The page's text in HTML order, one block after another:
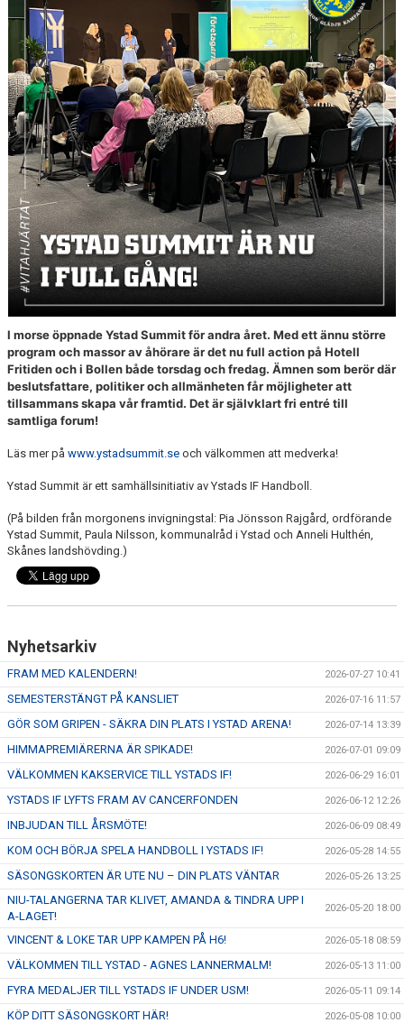
YIF:S NOSTALGOTEK
MEDLEMSKAP
I morse öppnade Ystad Summit för andra året. Med ett ännu större
program och massor av åhörare är det nu full action på Hotell
Fritiden och i Bollen både torsdag och fredag. Ämnen som berör där
beslutsfattare, politiker och allmänheten får möjligheter att
tillsammans skapa vår framtid. Det är självklart fri entré till
samtliga forum!
Läs mer på www.ystadsummit.se och välkommen att medverka!
Ystad Summit är ett samhällsinitiativ av Ystads IF Handboll.
(På bilden från morgonens invigningstal: Pia Jönsson Rajgård, ordförande
Ystad Summit, Paula Nilsson, kommunalråd i Ystad och Anneli Hulthén,
Skånes landshövding.)
Nyhetsarkiv
FRAM MED KALENDERN! 2026-07-27 10:41
SEMESTERSTÄNGT PÅ KANSLIET 2026-07-16 11:57
GÖR SOM GRIPEN - SÄKRA DIN PLATS I YSTAD ARENA! 2026-07-14 13:39
HIMMAPREMIÄRERNA ÄR SPIKADE! 2026-07-01 09:09
VÄLKOMMEN KAKSERVICE TILL YSTADS IF! 2026-06-29 16:01
YSTADS IF LYFTS FRAM AV CANCERFONDEN 2026-06-12 12:26
INBJUDAN TILL ÅRSMÖTE! 2026-06-09 08:49
KOM OCH BÖRJA SPELA HANDBOLL I YSTADS IF! 2026-05-28 14:55
SÄSONGSKORTEN ÄR UTE NU – DIN PLATS VÄNTAR 2026-05-26 13:25
NIU-TALANGERNA TAR KLIVET, AMANDA & TINDRA UPP I
A-LAGET!
2026-05-20 18:00
VINCENT & LOKE TAR UPP KAMPEN PÅ H6! 2026-05-18 08:59
VÄLKOMMEN TILL YSTAD - AGNES LANNERMALM! 2026-05-13 11:00
FYRA MEDALJER TILL YSTADS IF UNDER USM! 2026-05-11 09:14
KÖP DITT SÄSONGSKORT HÄR! 2026-05-08 10:00